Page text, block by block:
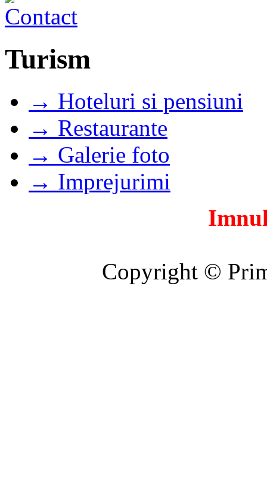
Turism
→ Hoteluri si pensiuni
→ Restaurante
→ Galerie foto
→ Imprejurimi
Copyright ©